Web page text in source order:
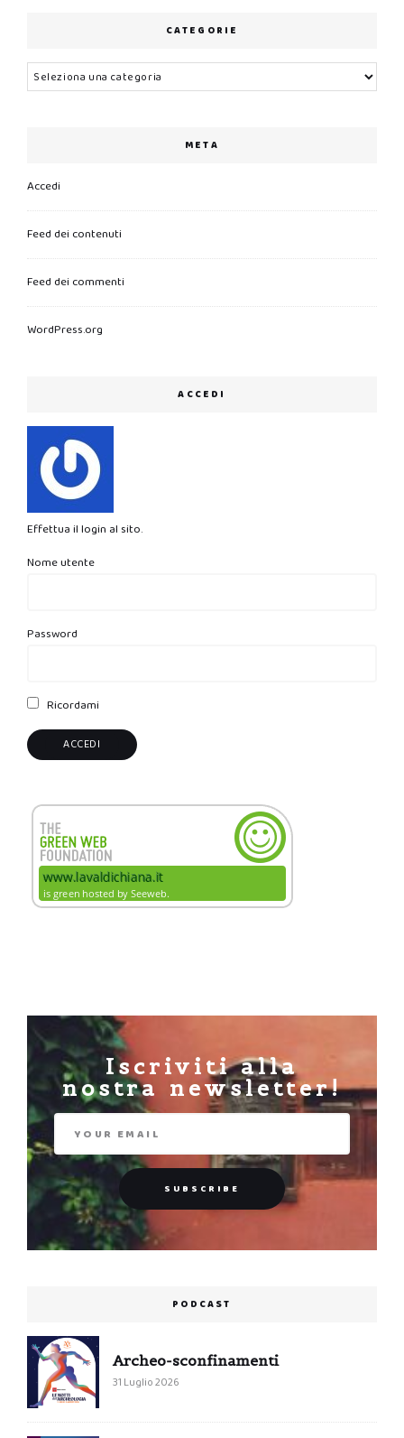
CATEGORIE
Categorie
META
Accedi
Feed dei contenuti
Feed dei commenti
WordPress.org
ACCEDI
Effettua il login al sito.
Nome utente
Password
Ricordami
Iscriviti alla
nostra newsletter!
PODCAST
Archeo-sconfinamenti
31 Luglio 2026